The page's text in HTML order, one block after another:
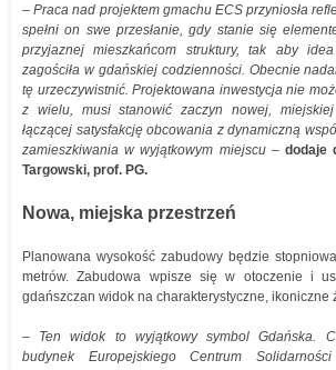
– Praca nad projektem gmachu ECS przyniosła
spełni on swe przesłanie, gdy stanie się
przyjaznej mieszkańcom struktury, tak aby
zagościła w gdańskiej codzienności. Obecnie
tę urzeczywistnić. Projektowana inwestycja nie
z wielu, musi stanowić zaczyn nowej, miejskiej
łączącej satysfakcję obcowania z dynamiczną
zamieszkiwania w wyjątkowym miejscu –dodaje
Targowski, prof. PG.
Nowa, miejska przestrzeń
Planowana wysokość zabudowy będzie
metrów. Zabudowa wpisze się w otoczenie i
gdańszczan widok na charakterystyczne, ikoniczne
– Ten widok to wyjątkowy symbol Gdańska.
budynek Europejskiego Centrum